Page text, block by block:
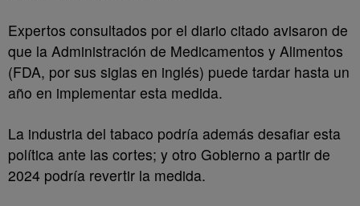
Expertos consultados por el diario citado avisaron de
que la Administración de Medicamentos y Alimentos
(FDA, por sus siglas en inglés) puede tardar hasta un
año en implementar esta medida.
La industria del tabaco podría además desafiar esta
política ante las cortes; y otro Gobierno a partir de
2024 podría revertir la medida.